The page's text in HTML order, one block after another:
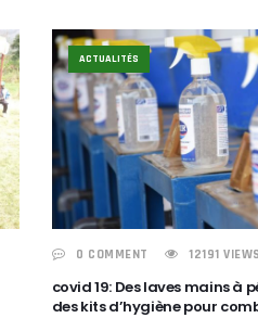
ACTUALITÉS
0 COMMENT 12191 VIEWS
covid 19: Des laves mains à
des kits d’hygiène pour